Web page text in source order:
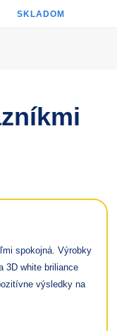
SKLADOM
spokojná. Výrobky
3D white briliance
výsledky na